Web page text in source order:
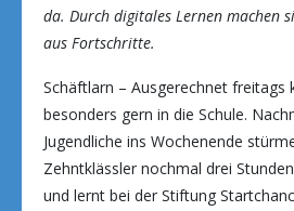
da. Durch digitales Lernen machen
aus Fortschritte.
Schäftlarn – Ausgerechnet freitags
besonders gern in die Schule.
Jugendliche ins Wochenende
Zehntklässler nochmal drei
und lernt bei der Stiftung